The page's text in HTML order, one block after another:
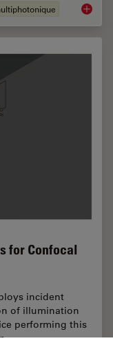
Which
for Confocal
incident
of illumination
performing this